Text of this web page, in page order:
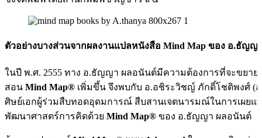
ตัวอย่างบางส่วนจากผลงานแปลหนังสือ Mind Map ของ อ.ธัญญ
ในปี พ.ศ. 2555 ทาง อ.ธัญญา ผลอนันต์มีความต้องการที่จะขยา
สอน Mind Map® เพิ่มขึ้น จึงพบกับ อ.อชิระวิชญ์ ภักดิ์โชติพงศ์ (อ
ศิษย์เอกผู้ร่วมสืบทอดอุดมการณ์ สืบสานเจตนารมณ์ในการเผยแ
พัฒนาศาสตร์การคิดด้วย Mind Map® ของ อ.ธัญญา ผลอนันต์